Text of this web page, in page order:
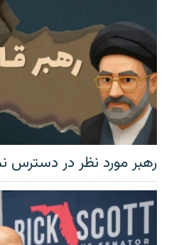
رهبر مورد نظر در دسترس